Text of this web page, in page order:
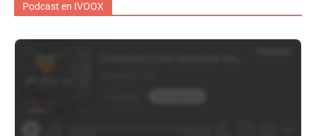
Podcast en IVOOX